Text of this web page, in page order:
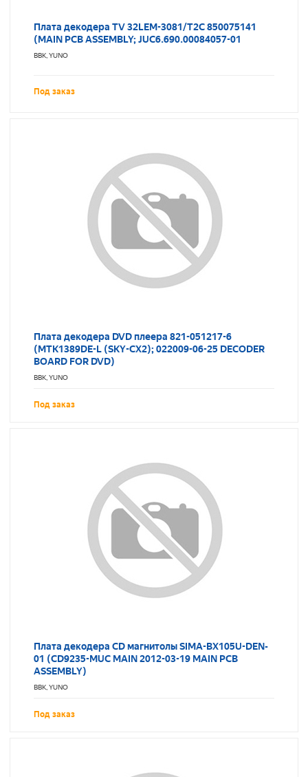
Плата декодера TV 32LEM-3081/T2C 850075141
(MAIN PCB ASSEMBLY; JUC6.690.00084057-01
BBK, YUNO
Под заказ
Плата декодера DVD плеера 821-051217-6
(MTK1389DE-L (SKY-CX2); 022009-06-25 DECODER
BOARD FOR DVD)
BBK, YUNO
Под заказ
Плата декодера CD магнитолы SIMA-BX105U-DEN-
01 (CD9235-MUC MAIN 2012-03-19 MAIN PCB
ASSEMBLY)
BBK, YUNO
Под заказ